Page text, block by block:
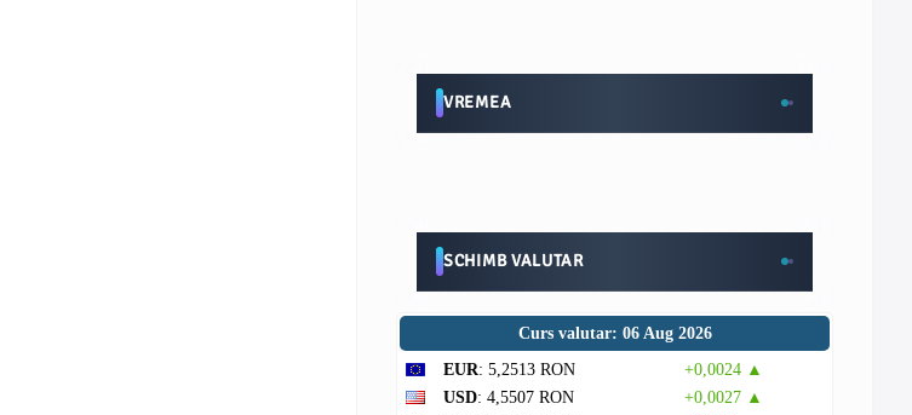
VREMEA
SCHIMB VALUTAR
Curs valutar: 06 Aug 2026
EUR: 5,2513 RON
+0,0024 ▲
USD: 4,5507 RON
+0,0027 ▲